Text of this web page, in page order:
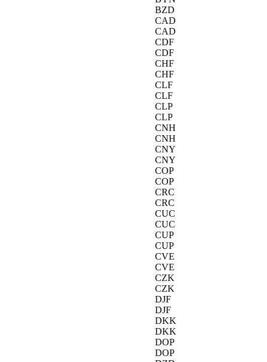
BZD
CAD
CAD
CDF
CDF
CHF
CHF
CLF
CLF
CLP
CLP
CNH
CNH
CNY
CNY
COP
COP
CRC
CRC
CUC
CUC
CUP
CUP
CVE
CVE
CZK
CZK
DJF
DJF
DKK
DKK
DOP
DOP